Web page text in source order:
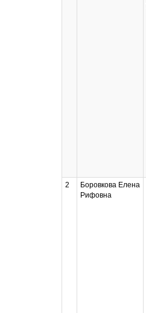
2
Боровкова Елена
Рифовна